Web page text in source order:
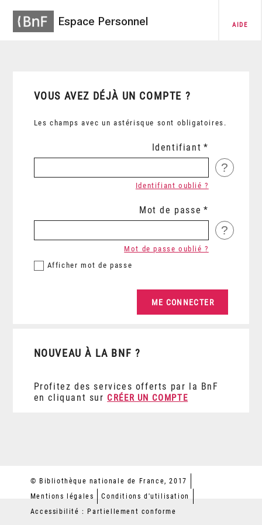
Espace Personnel AIDE
VOUS AVEZ DÉJÀ UN COMPTE ?
Les champs avec un astérisque sont obligatoires.
Identifiant
?
Identifiant oublié ?
Mot de passe
?
Afficher mot de passe
Mot de passe oublié ?
NOUVEAU À LA BNF ?
Profitez des services offerts par la BnF
en cliquant sur CRÉER UN COMPTE
© Bibliothèque nationale de France, 2017
Mentions légales
Conditions d'utilisation
Accessibilité : Partiellement conforme